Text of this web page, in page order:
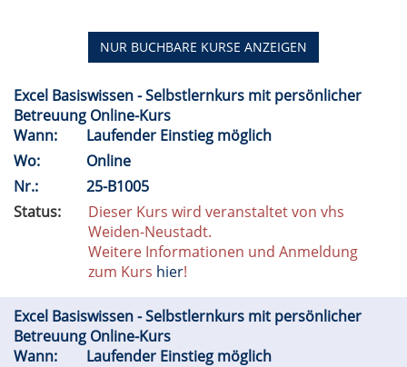
NUR BUCHBARE KURSE ANZEIGEN
Excel Basiswissen - Selbstlernkurs mit persönlicher
Betreuung Online-Kurs
Wann:
Laufender Einstieg möglich
Wo:
Online
Nr.:
25-B1005
Status:
Dieser Kurs wird veranstaltet von vhs
Weiden-Neustadt.
Weitere Informationen und Anmeldung
zum Kurs hier!
Excel Basiswissen - Selbstlernkurs mit persönlicher
Betreuung Online-Kurs
Wann:
Laufender Einstieg möglich